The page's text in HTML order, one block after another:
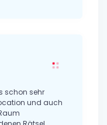
schon sehr
und auch